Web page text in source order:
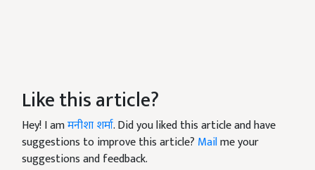
Like this article?
Hey! I amमनीशा शर्मा. Did you liked this article and have
suggestions to improve this article? Mailme your
suggestions and feedback.